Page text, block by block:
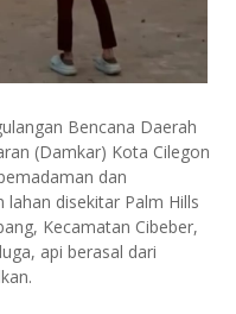
Bencana Daerah
(Damkar) Kota Cilegon
dan
disekitar Palm Hills
Kecamatan Cibeber,
api berasal dari